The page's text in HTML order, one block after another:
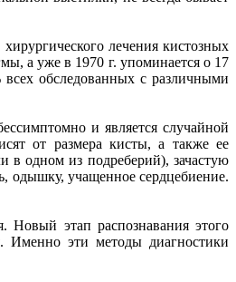
лечения кистозных
а уже в 1970 г. упоминается о 17
обследованных с различными
и является случайной
от размера кисты, а также ее
в одном из подреберий), зачастую
одышку, учащенное сердцебиение.
Новый этап распознавания этого
Именно эти методы диагностики